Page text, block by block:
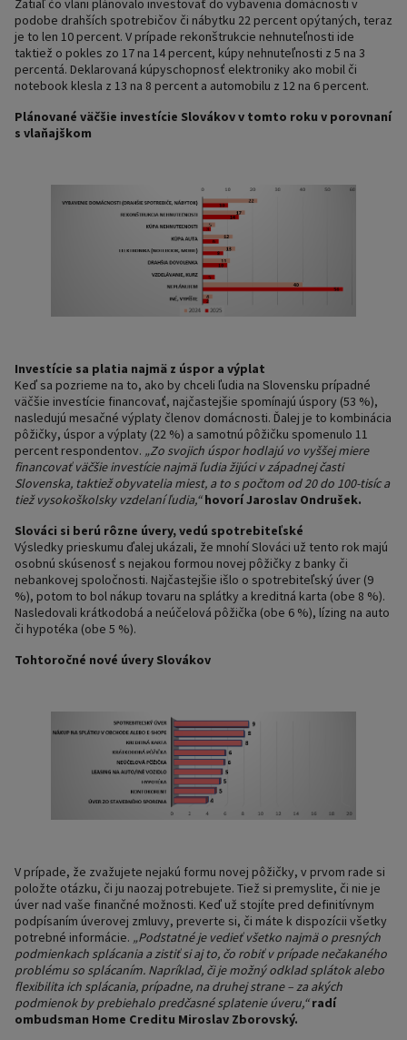
Zatiaľ čo vlani plánovalo investovať do vybavenia domácnosti v
podobe drahších spotrebičov či nábytku 22 percent opýtaných, teraz
je to len 10 percent. V prípade rekonštrukcie nehnuteľnosti ide
taktiež o pokles zo 17 na 14 percent, kúpy nehnuteľnosti z 5 na 3
percentá. Deklarovaná kúpyschopnosť elektroniky ako mobil či
notebook klesla z 13 na 8 percent a automobilu z 12 na 6 percent.
Plánované väčšie investície Slovákov v tomto roku v porovnaní
s vlaňajškom
Investície sa platia najmä z úspor a výplat
Keď sa pozrieme na to, ako by chceli ľudia na Slovensku prípadné
väčšie investície financovať, najčastejšie spomínajú úspory (53 %),
nasledujú mesačné výplaty členov domácnosti. Ďalej je to kombinácia
pôžičky, úspor a výplaty (22 %) a samotnú pôžičku spomenulo 11
percent respondentov. „Zo svojich úspor hodlajú vo vyššej miere
financovať väčšie investície najmä ľudia žijúci v západnej časti
Slovenska, taktiež obyvatelia miest, a to s počtom od 20 do 100-tisíc a
tiež vysokoškolsky vzdelaní ľudia,“hovorí Jaroslav Ondrušek.
Slováci si berú rôzne úvery, vedú spotrebiteľské
Výsledky prieskumu ďalej ukázali, že mnohí Slováci už tento rok majú
osobnú skúsenosť s nejakou formou novej pôžičky z banky či
nebankovej spoločnosti. Najčastejšie išlo o spotrebiteľský úver (9
%), potom to bol nákup tovaru na splátky a kreditná karta (obe 8 %).
Nasledovali krátkodobá a neúčelová pôžička (obe 6 %), lízing na auto
či hypotéka (obe 5 %).
Tohtoročné nové úvery Slovákov
V prípade, že zvažujete nejakú formu novej pôžičky, v prvom rade si
položte otázku, či ju naozaj potrebujete. Tiež si premyslite, či nie je
úver nad vaše finančné možnosti. Keď už stojíte pred definitívnym
podpísaním úverovej zmluvy, preverte si, či máte k dispozícii všetky
potrebné informácie. „Podstatné je vedieť všetko najmä o presných
podmienkach splácania a zistiť si aj to, čo robiť v prípade nečakaného
problému so splácaním. Napríklad, či je možný odklad splátok alebo
flexibilita ich splácania, prípadne, na druhej strane – za akých
podmienok by prebiehalo predčasné splatenie úveru,“radí
ombudsman Home Creditu Miroslav Zborovský.